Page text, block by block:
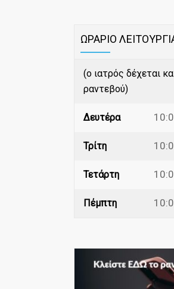
ΩΡΑΡΙΟ
(ο ιατρός δέχεται
ραντεβού)
Δευτέρα
Τρίτη
Τετάρτη
Πέμπτη